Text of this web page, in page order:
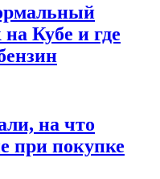
Кубе и где
на что
при покупке